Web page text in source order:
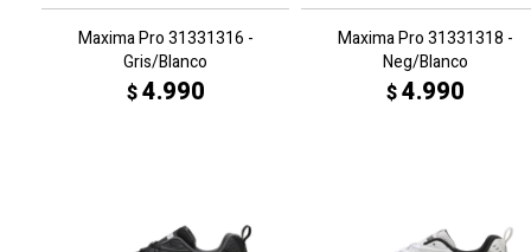
Maxima Pro 31331316 -
Gris/Blanco
$4.990
Maxima Pro 31331318 -
Neg/Blanco
$4.990